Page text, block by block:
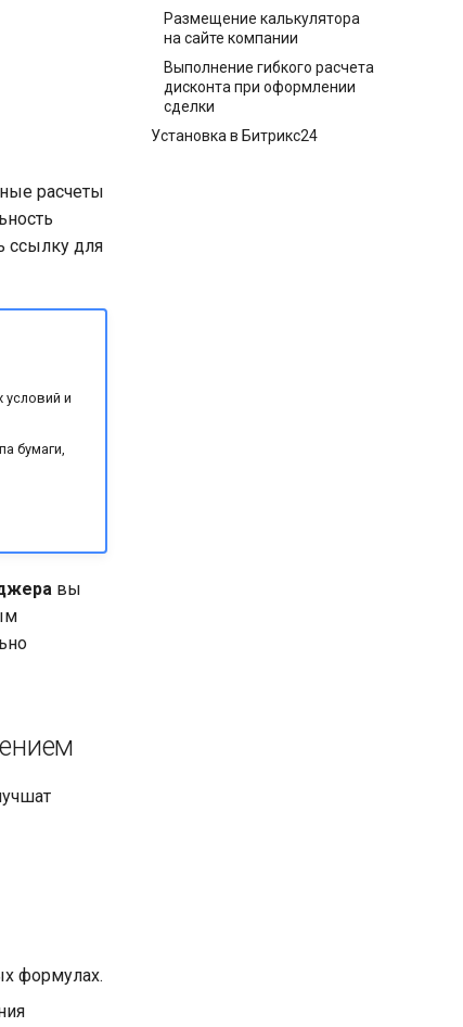
Размещение калькулятора
на сайте компании
Выполнение гибкого расчета
дисконта при оформлении
сделки
Установка в Битрикс24
расчеты
ссылку для
и
бумаги,
вы
формулах.